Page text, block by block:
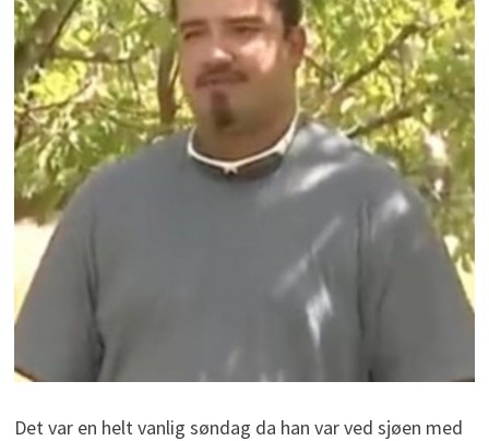
Det var en helt vanlig søndag da han var ved sjøen med